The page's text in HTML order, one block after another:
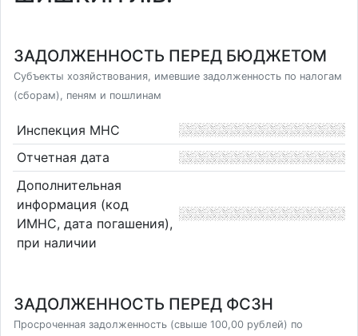
ЗАДОЛЖЕННОСТЬ ПЕРЕД БЮДЖЕТОМ
Субъекты хозяйствования, имевшие задолженность по налогам
(сборам), пеням и пошлинам
Инспекция МНС
Отчетная дата
Дополнительная
информация (код
ИМНС, дата погашения),
при наличии
ЗАДОЛЖЕННОСТЬ ПЕРЕД ФСЗН
Просроченная задолженность (свыше 100,00 рублей) по